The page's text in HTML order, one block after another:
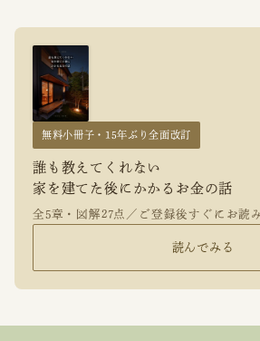
無料小冊子・15年ぶり全面改訂
誰も教えてくれない
家を建てた後にかかるお金の話
全5章・図解27点／ご登録後すぐにお読
読んでみる